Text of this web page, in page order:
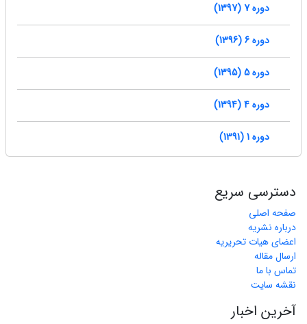
دوره 7 (1397)
دوره 6 (1396)
دوره 5 (1395)
دوره 4 (1394)
دوره 1 (1391)
دسترسی سریع
صفحه اصلی
درباره نشریه
اعضای هیات تحریریه
ارسال مقاله
تماس با ما
نقشه سایت
آخرین اخبار